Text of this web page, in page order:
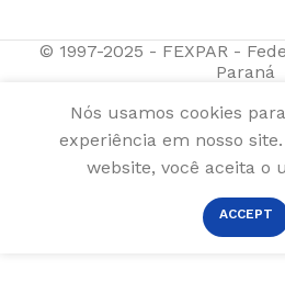
© 1997-2025 - FEXPAR -
Paraná
Nós usamos cookies
experiência em nosso
website, você aceita o
ACCEPT